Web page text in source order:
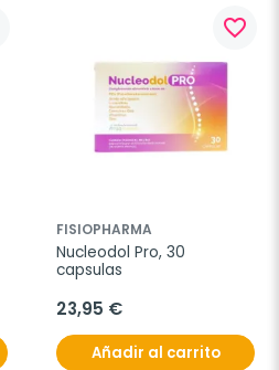
favorite_border
FISIOPHARMA
Nucleodol Pro, 30
capsulas
23,95 €
Añadir al carrito